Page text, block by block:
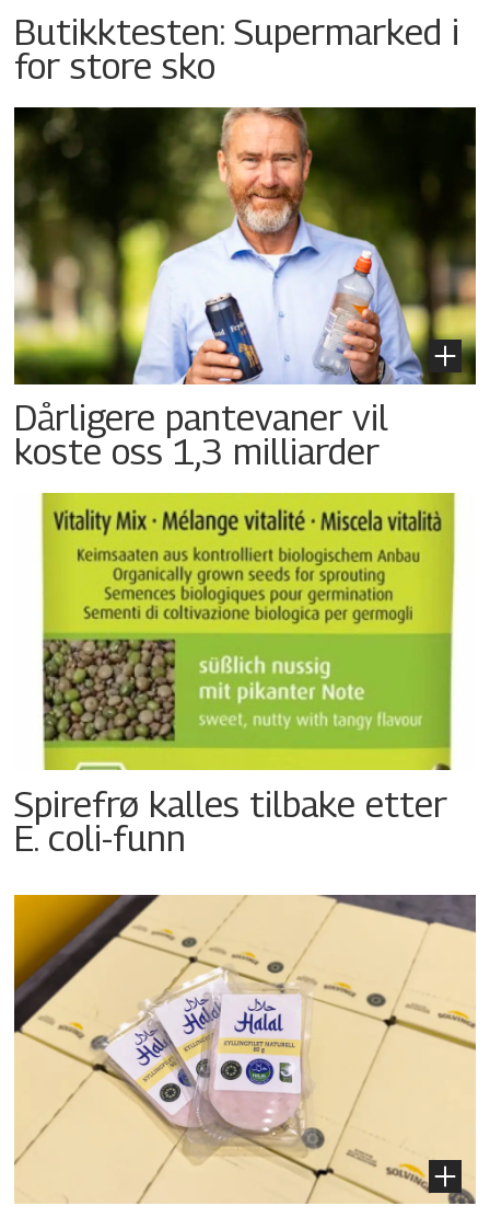
Butikktesten: Supermarked i
for store sko
Dårligere pantevaner vil
koste oss 1,3 milliarder
Spirefrø kalles tilbake etter
E. coli-funn